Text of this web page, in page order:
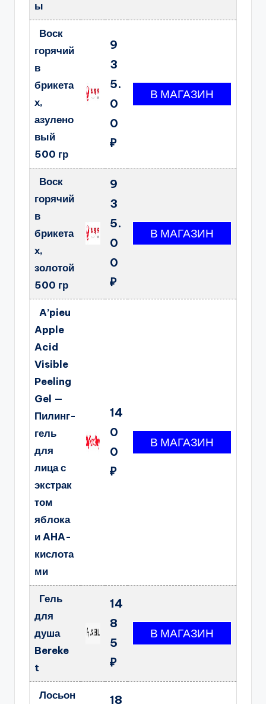
ы
Воск
горячий
в
брикета
х,
азулено
вый
500 гр
9
3
5.
0
0
₽
Воск
горячий
в
брикета
х,
золотой
500 гр
9
3
5.
0
0
₽
A’pieu
Apple
Acid
Visible
Peeling
Gel —
Пилинг-
гель
для
лица с
экстрак
том
яблока
и AHA-
кислота
ми
14
0
0
₽
Гель
для
душа
Bereke
t
14
8
5
₽
Лосьон
18